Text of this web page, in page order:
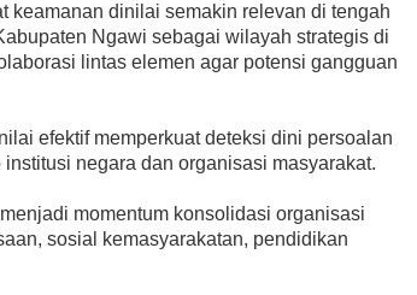
keamanan dinilai semakin relevan di tengah
Ngawi sebagai wilayah strategis di
lintas elemen agar potensi gangguan
efektif memperkuat deteksi dini persoalan
negara dan organisasi masyarakat.
momentum konsolidasi organisasi
sosial kemasyarakatan, pendidikan